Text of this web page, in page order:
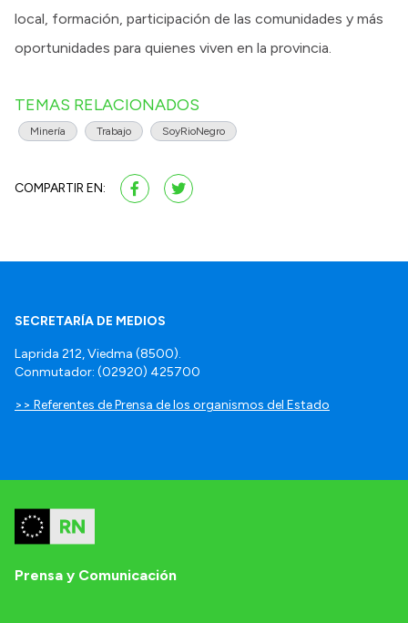
local, formación, participación de las comunidades y más
oportunidades para quienes viven en la provincia.
TEMAS RELACIONADOS
Minería Trabajo SoyRioNegro
COMPARTIR EN:
SECRETARÍA DE MEDIOS
Laprida 212, Viedma (8500).
Conmutador: (02920) 425700
>> Referentes de Prensa de los organismos del Estado
Prensa y Comunicación